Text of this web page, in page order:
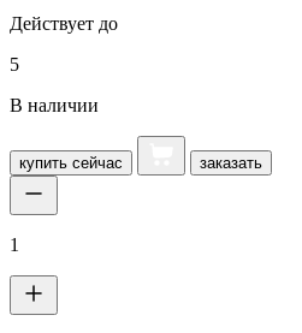
Действует до
5
В наличии
купить сейчас заказать
1